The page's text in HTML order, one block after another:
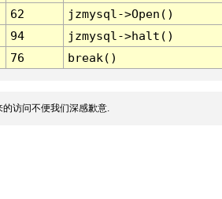
62
jzmysql->Open()
94
jzmysql->halt()
76 break()
访问不便我们深感歉意.